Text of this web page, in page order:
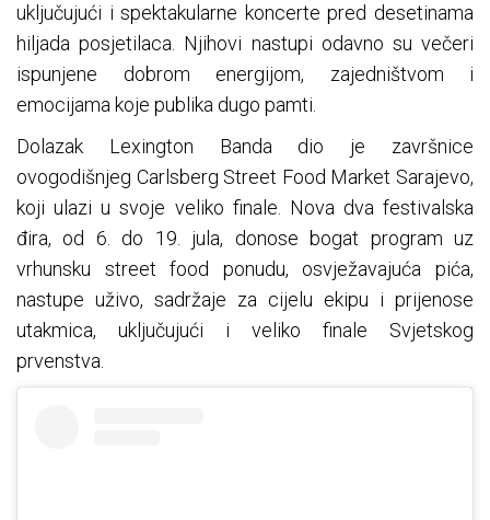
uključujući i spektakularne koncerte pred desetinama
hiljada posjetilaca. Njihovi nastupi odavno su večeri
ispunjene dobrom energijom, zajedništvom i
emocijama koje publika dugo pamti.
Dolazak Lexington Banda dio je završnice
ovogodišnjeg Carlsberg Street Food Market Sarajevo,
koji ulazi u svoje veliko finale. Nova dva festivalska
đira, od 6. do 19. jula, donose bogat program uz
vrhunsku street food ponudu, osvježavajuća pića,
nastupe uživo, sadržaje za cijelu ekipu i prijenose
utakmica, uključujući i veliko finale Svjetskog
prvenstva.